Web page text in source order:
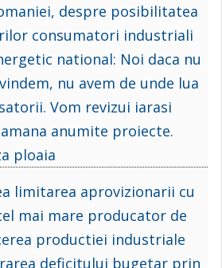
despre posibilitatea
consumatori industriali
national: Noi daca nu
nu avem de unde lua
Vom revizui iarasi
anumite proiecte.
ploaia
limitarea aprovizionarii cu
mai mare producator de
productiei industriale
deficitului bugetar prin